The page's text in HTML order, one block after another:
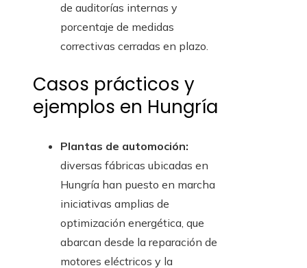
de auditorías internas y
porcentaje de medidas
correctivas cerradas en plazo.
Casos prácticos y
ejemplos en Hungría
Plantas de automoción:
diversas fábricas ubicadas en
Hungría han puesto en marcha
iniciativas amplias de
optimización energética, que
abarcan desde la reparación de
motores eléctricos y la